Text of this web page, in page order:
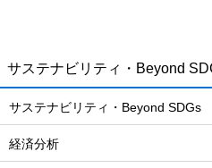
サステナビリティ・Beyond
サステナビリティ・Beyond SDGs
経済分析